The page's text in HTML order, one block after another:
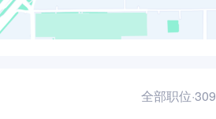
全部职位·309